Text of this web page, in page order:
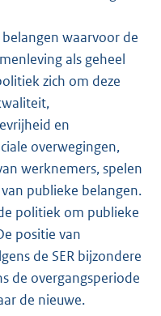
waarvoor de
als geheel
zich om deze
en
overwegingen,
werknemers, spelen
publieke belangen.
politiek om publieke
positie van
de SER bijzondere
de overgangsperiode
de nieuwe.